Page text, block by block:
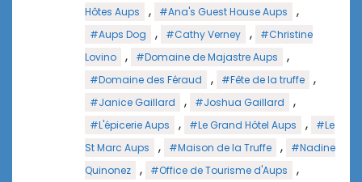
Hôtes Aups
, #Ana's Guest House Aups ,
#Aups Dog , #Cathy Verney ,
#Christine
Lovino
, #Domaine de Majastre Aups ,
#Domaine des Féraud , #Fête de la truffe ,
#Janice Gaillard , #Joshua Gaillard ,
#L'épicerie Aups , #Le Grand Hôtel Aups ,
#Le
St Marc Aups
, #Maison de la Truffe ,
#Nadine
Quinonez
, #Office de Tourisme d'Aups ,